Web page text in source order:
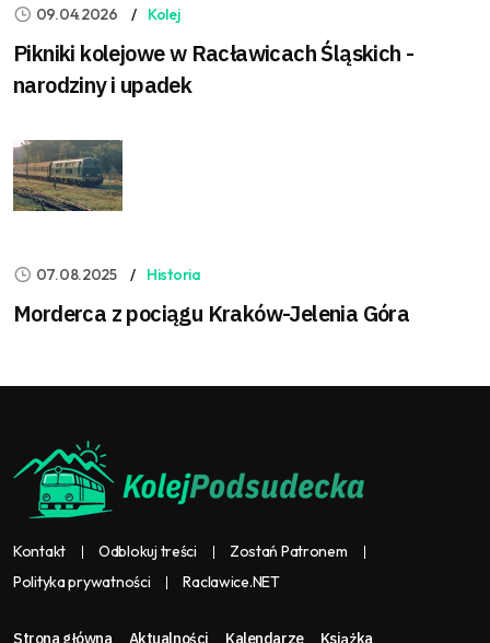
09.04.2026 Kolej
Pikniki kolejowe w Racławicach Śląskich -
narodziny i upadek
07.08.2025 Historia
Morderca z pociągu Kraków-Jelenia Góra
Kontakt Odblokuj treści
Zostań Patronem
Polityka prywatności
Raclawice.NET